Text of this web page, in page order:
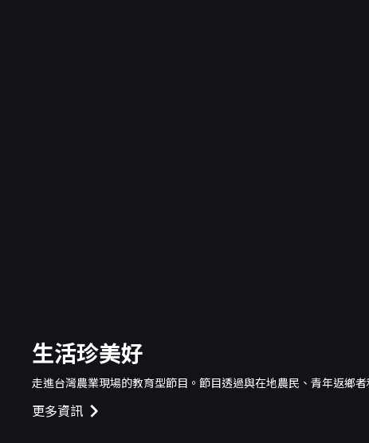
生活珍美好
走進台灣農業現場的教育型節目。節目透過與在地農民、青年返鄉
更多資訊